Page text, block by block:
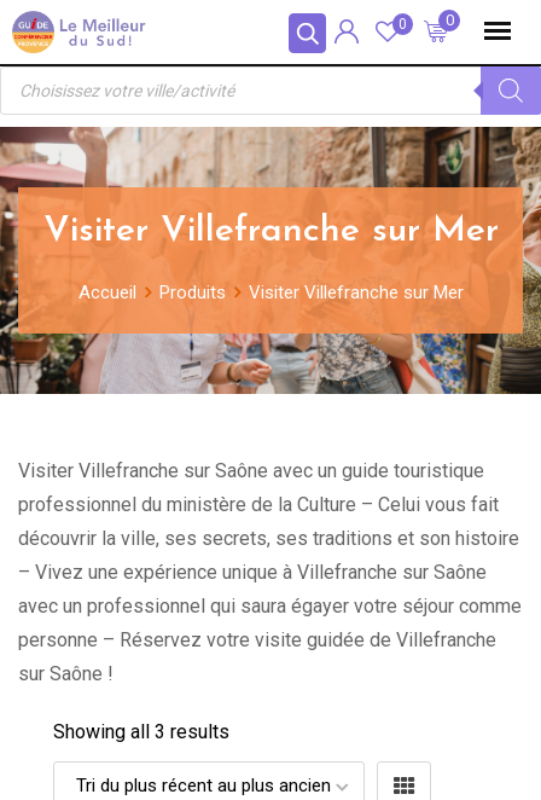
Panneau de gestion des cookies
Skip
to
content
0
0
Recherche
produits
Visiter Villefranche sur Mer
Accueil Produits Visiter Villefranche sur Mer
Visiter Villefranche sur Saône avec un guide touristique
professionnel du ministère de la Culture – Celui vous fait
découvrir la ville, ses secrets, ses traditions et son histoire
– Vivez une expérience unique à Villefranche sur Saône
avec un professionnel qui saura égayer votre séjour comme
personne – Réservez votre visite guidée de Villefranche
sur Saône !
Showing all 3 results